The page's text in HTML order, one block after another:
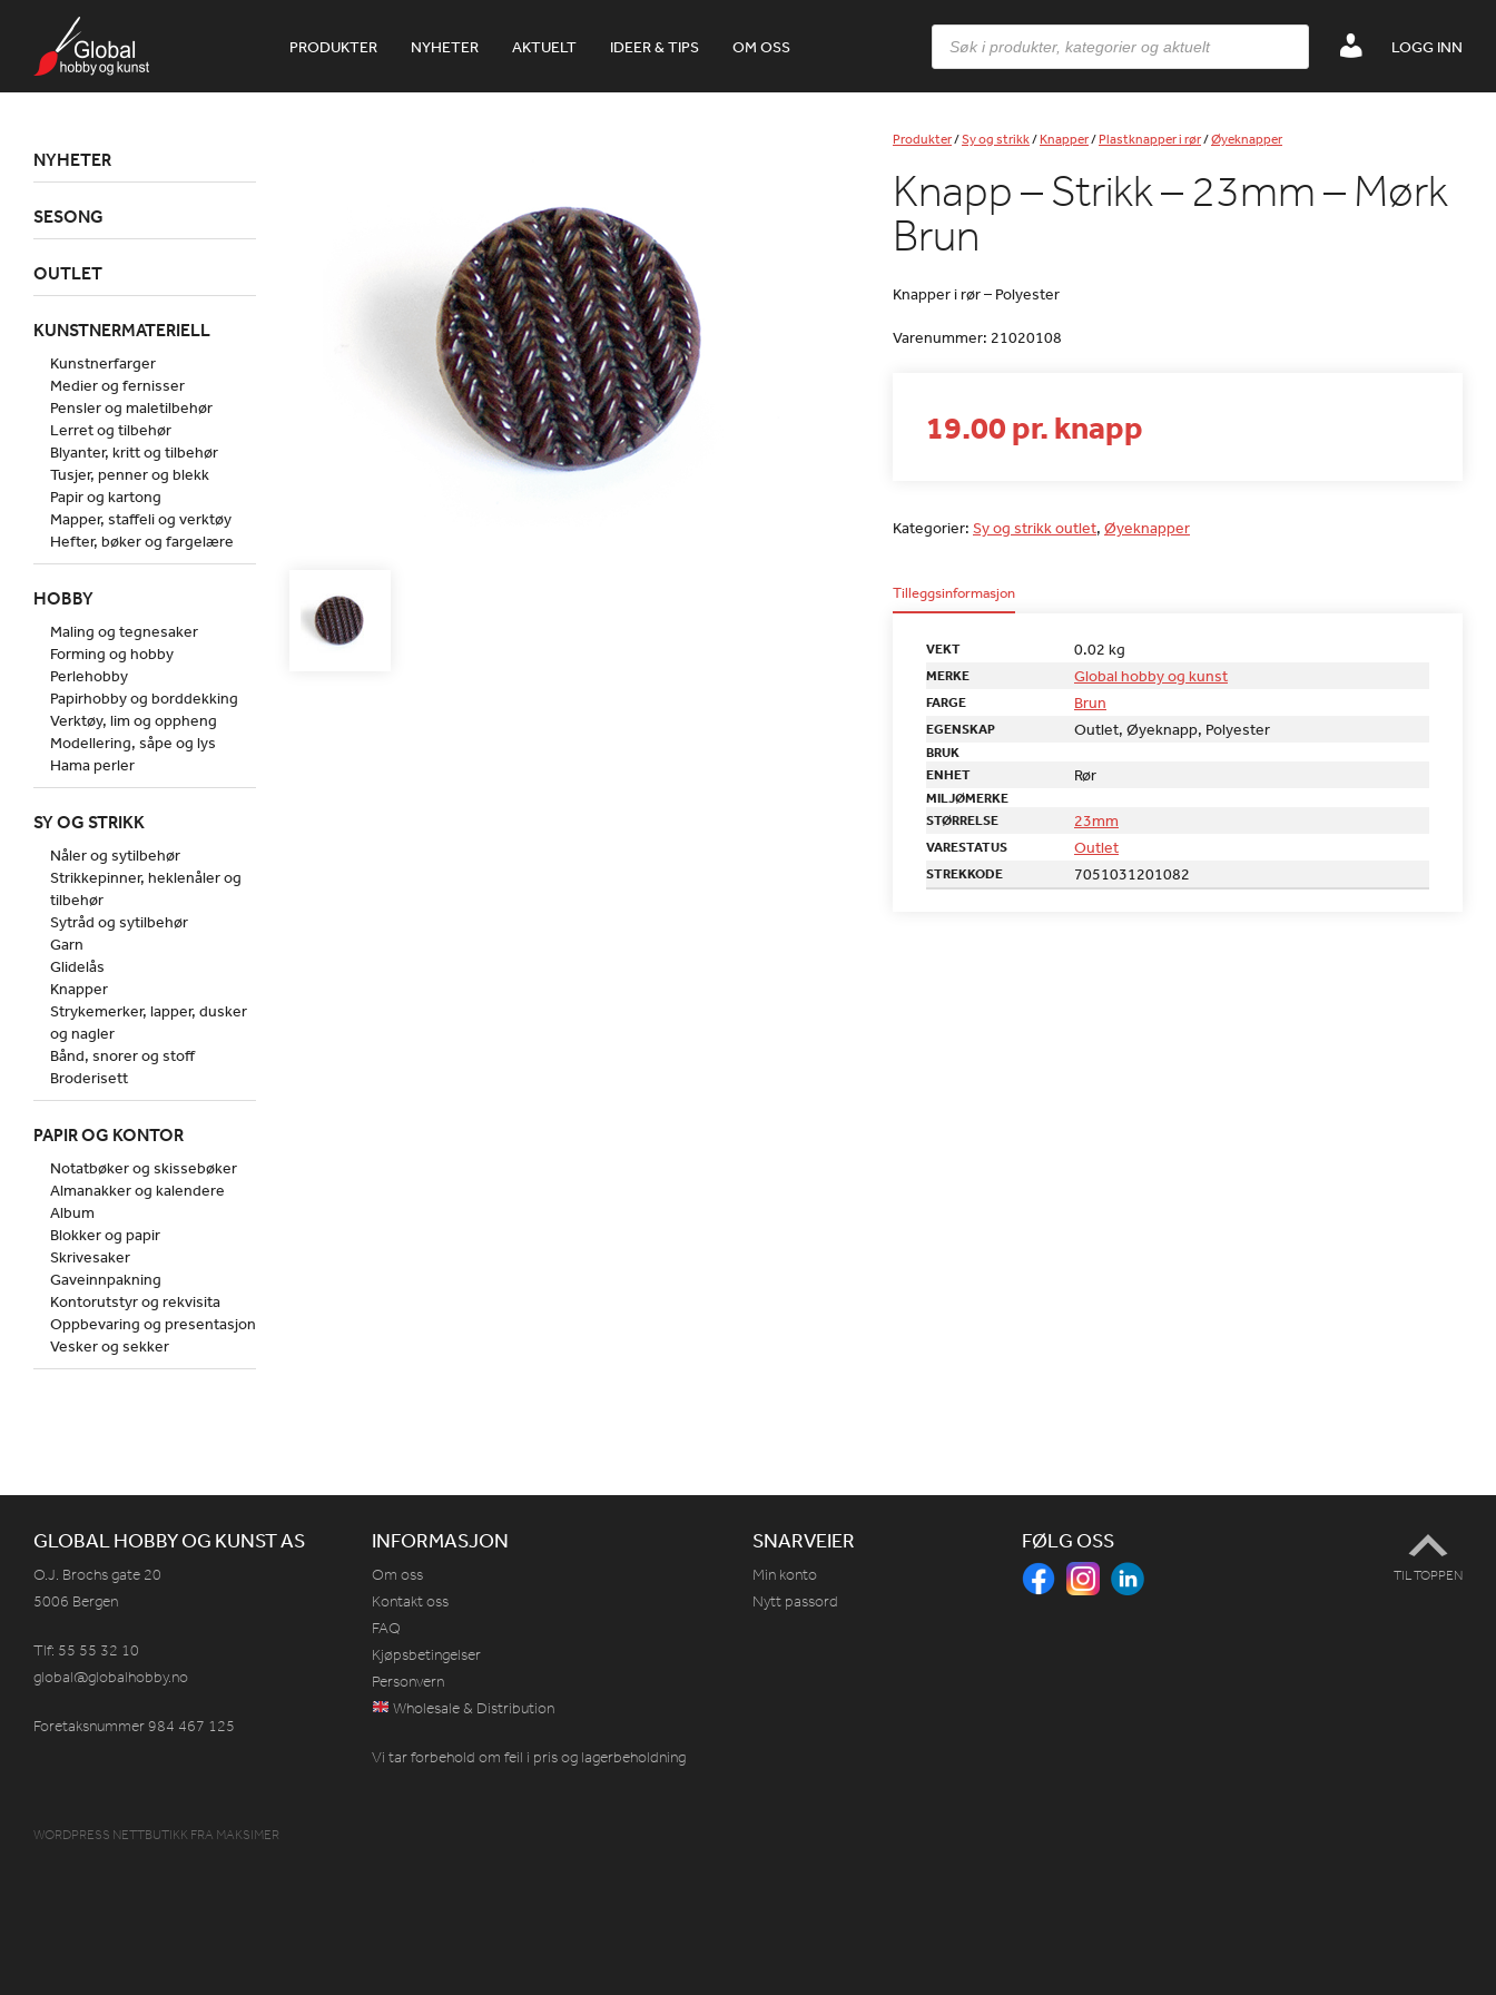
PRODUKTER NYHETER AKTUELT IDEER & TIPS OM OSS LOGG INN
Products
search
Produkter/Sy og strikk/Knapper/Plastknapper i rør/Øyeknapper
Knapp – Strikk – 23mm – Mørk
Brun
Knapper i rør – Polyester
Varenummer: 21020108
19.00 pr. knapp
Kategorier: Sy og strikk outlet, Øyeknapper
Tilleggsinformasjon
VEKT 0.02 kg
MERKE Global hobby og kunst
FARGE Brun
EGENSKAP Outlet, Øyeknapp, Polyester
BRUK
ENHET
Rør
MILJØMERKE
STØRRELSE
23mm
VARESTATUS Outlet
STREKKODE 7051031201082
NYHETER
SESONG
OUTLET
KUNSTNERMATERIELL
Kunstnerfarger
Medier og fernisser
Pensler og maletilbehør
Lerret og tilbehør
Blyanter, kritt og tilbehør
Tusjer, penner og blekk
Papir og kartong
Mapper, staffeli og verktøy
Hefter, bøker og fargelære
HOBBY
Maling og tegnesaker
Forming og hobby
Perlehobby
Papirhobby og borddekking
Verktøy, lim og oppheng
Modellering, såpe og lys
Hama perler
SY OG STRIKK
Nåler og sytilbehør
Strikkepinner, heklenåler og
tilbehør
Sytråd og sytilbehør
Garn
Glidelås
Knapper
Strykemerker, lapper, dusker
og nagler
Bånd, snorer og stoff
Broderisett
PAPIR OG KONTOR
Notatbøker og skissebøker
Almanakker og kalendere
Album
Blokker og papir
Skrivesaker
Gaveinnpakning
Kontorutstyr og rekvisita
Oppbevaring og presentasjon
Vesker og sekker
GLOBAL HOBBY OG KUNST AS
O.J. Brochs gate 20
5006 Bergen
Tlf: 55 55 32 10
global@globalhobby.no
Foretaksnummer 984 467 125
INFORMASJON
Om oss
Kontakt oss
FAQ
Kjøpsbetingelser
Personvern
Wholesale & Distribution
Vi tar forbehold om feil i pris og lagerbeholdning
SNARVEIER
Min konto
Nytt passord
FØLG OSS
TIL TOPPEN
WORDPRESS NETTBUTIKK FRA MAKSIMER